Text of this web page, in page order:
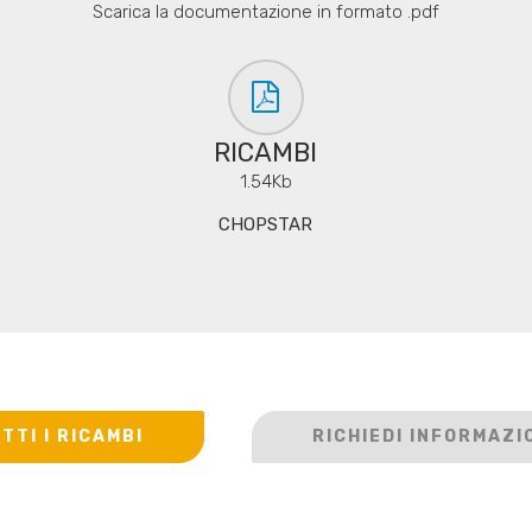
Scarica la documentazione in formato .pdf
RICAMBI
1.54Kb
CHOPSTAR
I RICAMBI RICHIEDI